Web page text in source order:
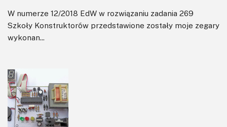
W numerze 12/2018 EdW w rozwiązaniu zadania 269
Szkoły Konstruktorów przedstawione zostały moje zegary
wykonan...